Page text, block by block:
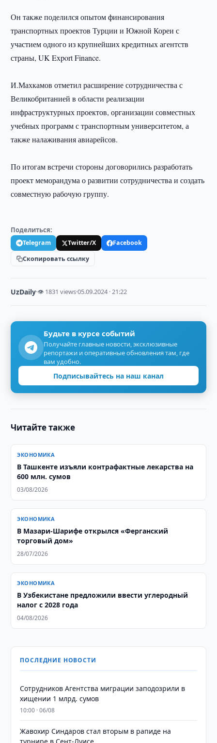
Он также поделился опытом финансирования
транспортных проектов Турции и Южной Кореи с
участием одного из крупнейших кредитных агентств
страны, UK Export Finance.
И.Махкамов отметил расширение сотрудничества с
Великобританией в области реализации
инфраструктурных проектов, организации совместных
учебных программ с транспортным университетом, а
также налаживания авиарейсов.
По итогам встречи стороны договорились разработать
проект меморандума о развитии сотрудничества и создать
совместную рабочую группу.
Поделиться:
Telegram Twitter/X
Facebook
Скопировать ссылку
UzDaily·👁 1831 views·05.09.2024 · 21:22
Будьте в курсе событий
Получайте главные новости, эксклюзивные
репортажи и оперативные обновления там, где
вам удобно.
Подписывайтесь на наш канал
Читайте также
ЭКОНОМИКА
В Ташкенте изъяли контрафактные лекарства на
600 млн. сумов
03/08/2026
ЭКОНОМИКА
В Мазари-Шарифе открылся «Ферганский
торговый дом»
28/07/2026
ЭКОНОМИКА
В Узбекистане предложили ввести углеродный
налог с 2028 года
04/08/2026
ПОСЛЕДНИЕ НОВОСТИ
Сотрудников Агентства миграции заподозрили в
хищении 1 млрд. сумов
10:00 · 06/08
Жавохир Синдаров стал вторым в рапиде на